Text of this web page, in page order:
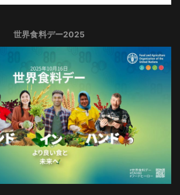
世界食料デー2025